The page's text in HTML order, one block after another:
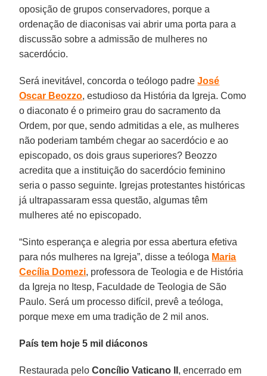
oposição de grupos conservadores, porque a
ordenação de diaconisas vai abrir uma porta para a
discussão sobre a admissão de mulheres no
sacerdócio.
Será inevitável, concorda o teólogo padreJosé
Oscar Beozzo, estudioso da História da Igreja. Como
o diaconato é o primeiro grau do sacramento da
Ordem, por que, sendo admitidas a ele, as mulheres
não poderiam também chegar ao sacerdócio e ao
episcopado, os dois graus superiores? Beozzo
acredita que a instituição do sacerdócio feminino
seria o passo seguinte. Igrejas protestantes históricas
já ultrapassaram essa questão, algumas têm
mulheres até no episcopado.
“Sinto esperança e alegria por essa abertura efetiva
para nós mulheres na Igreja”, disse a teóloga Maria
Cecília Domezi, professora de Teologia e de História
da Igreja no Itesp, Faculdade de Teologia de São
Paulo. Será um processo difícil, prevê a teóloga,
porque mexe em uma tradição de 2 mil anos.
País tem hoje 5 mil diáconos
Restaurada peloConcílio Vaticano II , encerrado em